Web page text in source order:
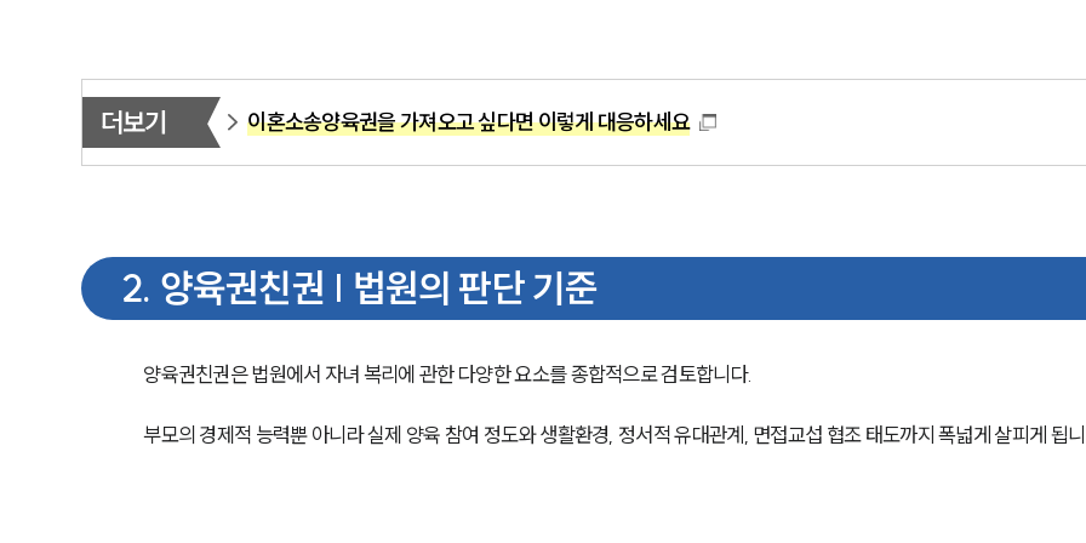
더보기 이혼소송양육권을 가져오고 싶다면 이렇게 대응하세요
2. 양육권친권 | 법원의 판단 기준
양육권친권은 법원에서 자녀 복리에 관한 다양한 요소를 종합적으로 검토합니다.
부모의 경제적 능력뿐 아니라 실제 양육 참여 정도와 생활환경, 정서적 유대관계, 면접교섭 협조 태도까지 폭넓게 살피게 됩